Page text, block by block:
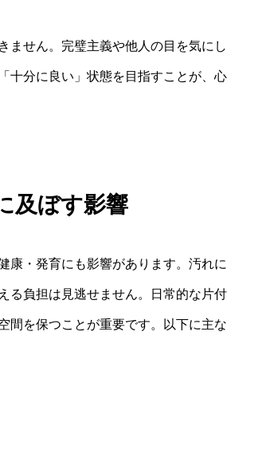
ません。完璧主義や他人の目を気にし
十分に良い」状態を目指すことが、心
及ぼす影響
康・発育にも影響があります。汚れに
る負担は見逃せません。日常的な片付
間を保つことが重要です。以下に主な